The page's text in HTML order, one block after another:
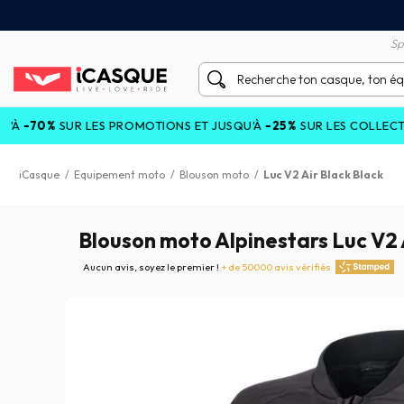
LES PROMOTIONS ET JUSQU'À-25%SUR LES COLLECTIONS
iCasque / Equipement moto / Blouson moto / Luc V2 Air Black Black
Blouson moto Alpinestars Luc
Aucun avis, soyez le premier ! + de 50000 avis vérifiés